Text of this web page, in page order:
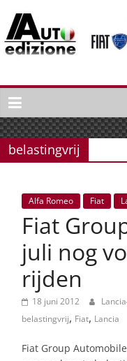
naar
inhoud
Auto
Edizione
La
Gazetta
dell'Automobile
Italiaans
autonieuws
lifestyle
belastingvrij
Alfa Romeo Fiat
Fiat
juli nog
rijden
18 juni 2012
belastingvrij, Fiat, Lancia
Fiat Group